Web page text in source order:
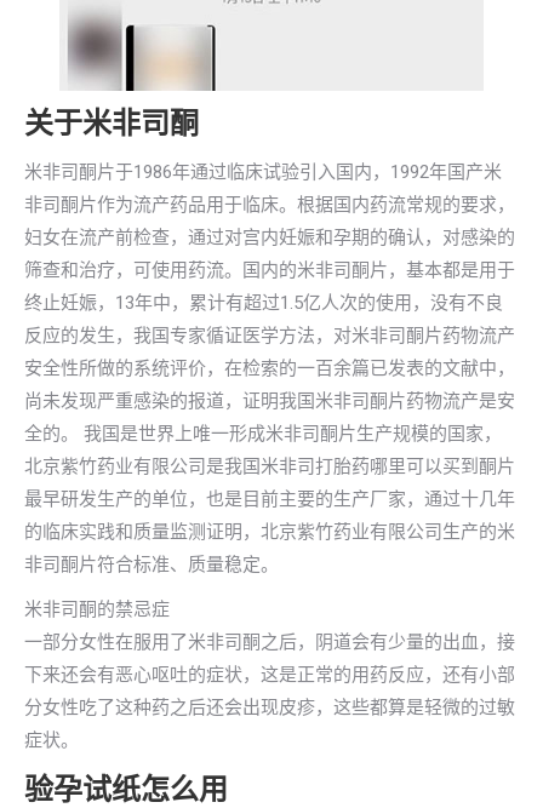
关于米非司酮
米非司酮片于1986年通过临床试验引入国内，1992年国产米
非司酮片作为流产药品用于临床。根据国内药流常规的要求，
妇女在流产前检查，通过对宫内妊娠和孕期的确认，对感染的
筛查和治疗，可使用药流。国内的米非司酮片，基本都是用于
终止妊娠，13年中，累计有超过1.5亿人次的使用，没有不良
反应的发生，我国专家循证医学方法，对米非司酮片药物流产
安全性所做的系统评价，在检索的一百余篇已发表的文献中，
尚未发现严重感染的报道，证明我国米非司酮片药物流产是安
全的。 我国是世界上唯一形成米非司酮片生产规模的国家，
北京紫竹药业有限公司是我国米非司打胎药哪里可以买到酮片
最早研发生产的单位，也是目前主要的生产厂家，通过十几年
的临床实践和质量监测证明，北京紫竹药业有限公司生产的米
非司酮片符合标准、质量稳定。
米非司酮的禁忌症
一部分女性在服用了米非司酮之后，阴道会有少量的出血，接
下来还会有恶心呕吐的症状，这是正常的用药反应，还有小部
分女性吃了这种药之后还会出现皮疹，这些都算是轻微的过敏
症状。
验孕试纸怎么用